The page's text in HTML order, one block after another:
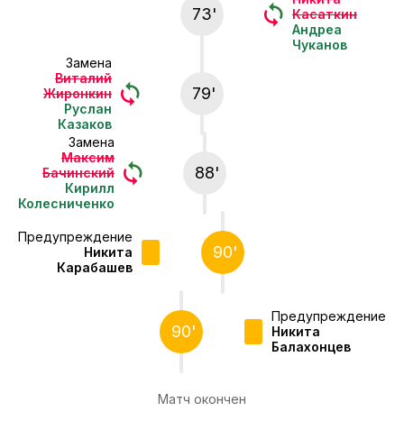
73'
Касаткин
Андреа
Чуканов
Замена
Виталий
Жиронкин
Руслан
Казаков
79'
Замена
Максим
Бачинский
Кирилл
Колесниченко
88'
Предупреждение
Никита
Карабашев
90'
90'
Предупреждение
Никита
Балахонцев
Матч окончен